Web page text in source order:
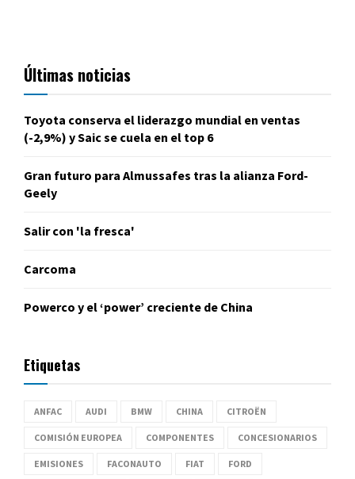
Últimas noticias
Toyota conserva el liderazgo mundial en ventas
(-2,9%) y Saic se cuela en el top 6
Gran futuro para Almussafes tras la alianza Ford-
Geely
Salir con 'la fresca'
Carcoma
Powerco y el ‘power’ creciente de China
Etiquetas
ANFAC AUDI BMW CHINA CITROËN
COMISIÓN EUROPEA COMPONENTES CONCESIONARIOS
EMISIONES FACONAUTO FIAT FORD